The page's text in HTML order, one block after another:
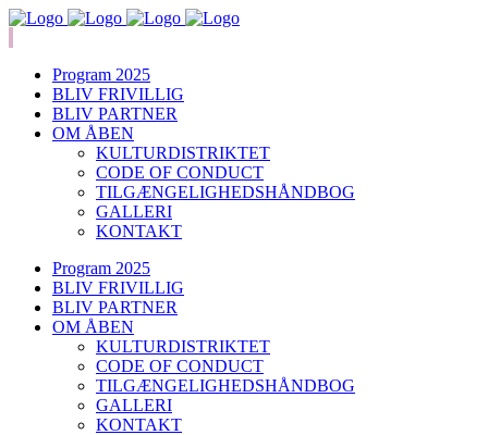
Program 2025
BLIV FRIVILLIG
BLIV PARTNER
OM ÅBEN
KULTURDISTRIKTET
CODE OF CONDUCT
TILGÆNGELIGHEDSHÅNDBOG
GALLERI
KONTAKT
Program 2025
BLIV FRIVILLIG
BLIV PARTNER
OM ÅBEN
KULTURDISTRIKTET
CODE OF CONDUCT
TILGÆNGELIGHEDSHÅNDBOG
GALLERI
KONTAKT